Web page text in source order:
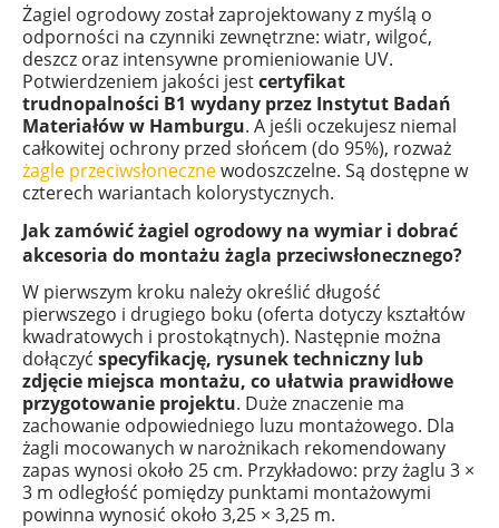
Żagiel ogrodowy został zaprojektowany z myślą o
odporności na czynniki zewnętrzne: wiatr, wilgoć,
deszcz oraz intensywne promieniowanie UV.
Potwierdzeniem jakości jestcertyfikat
trudnopalności B1 wydany przez Instytut Badań
Materiałów w Hamburgu. A jeśli oczekujesz niemal
całkowitej ochrony przed słońcem (do 95%), rozważ
żagle przeciwsłonecznewodoszczelne. Są dostępne w
czterech wariantach kolorystycznych.
Jak zamówić żagiel ogrodowy na wymiar i dobrać
akcesoria do montażu żagla przeciwsłonecznego?
W pierwszym kroku należy określić długość
pierwszego i drugiego boku (oferta dotyczy kształtów
kwadratowych i prostokątnych). Następnie można
dołączyć specyfikację, rysunek techniczny lub
zdjęcie miejsca montażu, co ułatwia prawidłowe
przygotowanie projektu. Duże znaczenie ma
zachowanie odpowiedniego luzu montażowego. Dla
żagli mocowanych w narożnikach rekomendowany
zapas wynosi około 25 cm. Przykładowo: przy żaglu 3 ×
3 m odległość pomiędzy punktami montażowymi
powinna wynosić około 3,25 × 3,25 m.